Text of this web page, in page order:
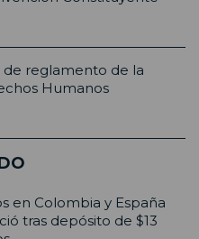
reglamento de la
Humanos
en Colombia y España
tras depósito de $13